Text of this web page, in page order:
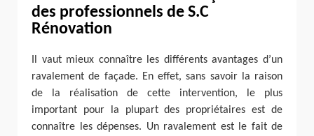
des professionnels de S.C
Rénovation
Il vaut mieux connaître les différents avantages d’un
ravalement de façade. En effet, sans savoir la raison
de la réalisation de cette intervention, le plus
important pour la plupart des propriétaires est de
connaître les dépenses. Un ravalement est le fait de